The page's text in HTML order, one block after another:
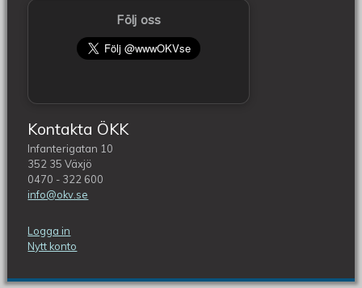
Följ oss
Kontakta ÖKK
Infanterigatan 10
352 35 Växjö
0470 - 322 600
info@okv.se
Logga in
Nytt konto